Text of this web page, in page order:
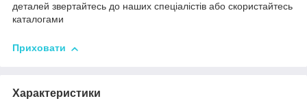
деталей звертайтесь до наших спеціалістів або скористайтесь
каталогами
Приховати
Характеристики